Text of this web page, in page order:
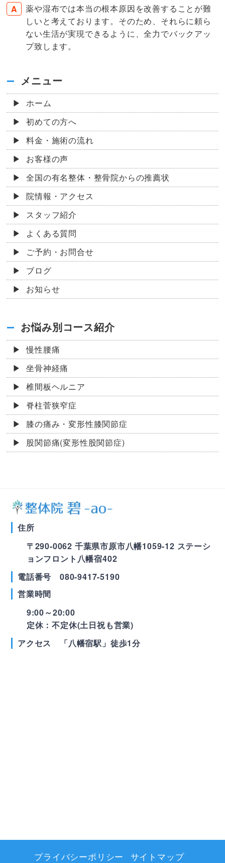
薬や湿布では本当の根本原因を改善することが難
しいと考えております。そのため、それらに頼ら
ない生活が実現できるように、全力でバックアッ
プ致します。
メニュー
ホーム
初めての方へ
料金・施術の流れ
お客様の声
全国の有名整体・整骨院からの推薦状
院情報・アクセス
スタッフ紹介
よくある質問
ご予約・お問合せ
ブログ
お知らせ
お悩み別コース紹介
慢性腰痛
坐骨神経痛
椎間板ヘルニア
脊柱菅狭窄症
膝の痛み・変形性膝関節症
股関節痛(変形性股関節症)
プライバシーポリシー サイトマップ
住所
〒290-0062 千葉県市原市八幡1059-12 ステーシ
ョンフロント八幡宿402
電話番号 080-9417-5190
営業時間
9:00～20:00
定休：不定休(土日祝も営業)
アクセス 「八幡宿駅」徒歩1分